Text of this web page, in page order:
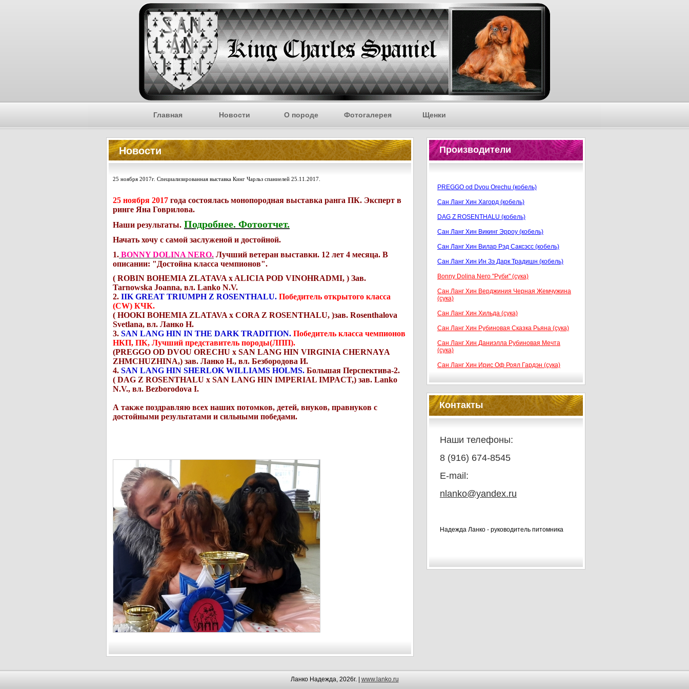
Главная Новости О породе Фотогалерея Щенки
Новости
25 ноября 2017г. Специализированная выставка Кинг Чарльз спаниелей 25.11.2017.
25 ноября 2017 года состоялась монопородная выставка ранга ПК. Эксперт в
ринге Яна Говрилова.
Наши результаты. Подробнее. Фотоотчет.
Начать хочу с самой заслуженой и достойной.
1. BONNY DOLINA NERO. Лучший ветеран выставки. 12 лет 4 месяца. В
описании: "Достойна класса чемпионов".
( ROBIN BOHEMIA ZLATAVA x ALICIA POD VINOHRADMI, ) Зав.
Tarnowska Joanna, вл. Lanko N.V.
2. IIK GREAT TRIUMPH Z ROSENTHALU. Победитель открытого класса
(CW) КЧК.
( HOOKI BOHEMIA ZLATAVA x CORA Z ROSENTHALU, )зав. Rosenthalova
Svetlana, вл. Ланко Н.
3. SAN LANG HIN IN THE DARK TRADITION. Победитель класса чемпионов
НКП, ПК, Лучший представитель породы(ЛПП).
(PREGGO OD DVOU ORECHU x SAN LANG HIN VIRGINIA CHERNAYA
ZHMCHUZHINA,) зав. Ланко Н., вл. Безбородова И.
4. SAN LANG HIN SHERLOK WILLIAMS HOLMS. Большая Перспектива-2.
( DAG Z ROSENTHALU x SAN LANG HIN IMPERIAL IMPACT,) зав. Lanko
N.V., вл. Bezborodova I.
А также поздравляю всех наших потомков, детей, внуков, правнуков с
достойными результатами и сильными победами.
Производители
PREGGO od Dvou Orechu (кобель)
Сан Ланг Хин Хагорд (кобель)
DAG Z ROSENTHALU (кобель)
Сан Ланг Хин Викинг Эрроу (кобель)
Сан Ланг Хин Вилар Рэд Саксэсс (кобель)
Сан Ланг Хин Ин Зэ Дарк Традишн (кобель)
Bonny Dolina Nero "Руби" (сука)
Сан Ланг Хин Верджиния Черная Жемчужина
(сука)
Сан Ланг Хин Хильда (сука)
Сан Ланг Хин Рубиновая Сказка Рьяна (сука)
Сан Ланг Хин Даниэлла Рубиновая Мечта
(сука)
Сан Ланг Хин Ирис Оф Роял Гардэн (сука)
Контакты
Наши телефоны:
8 (916) 674-8545
E-mail:
nlanko@yandex.ru
Надежда Ланко - руководитель питомника
Ланко Надежда, 2026г. | www.lanko.ru